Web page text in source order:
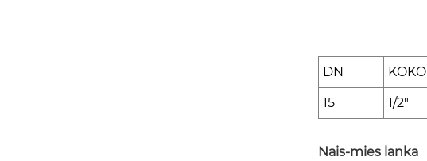
DN KOKO
15 1/2"
Nais-mies lanka